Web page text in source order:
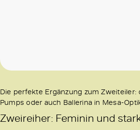
Die perfekte Ergänzung zum
Pumps oder auch Ballerina in Mesa-
Zweireiher: Feminin und